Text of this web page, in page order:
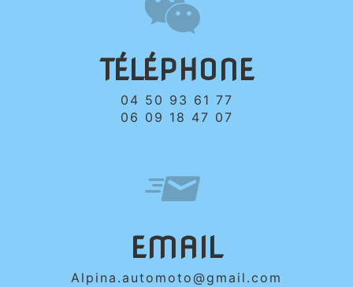
TÉLÉPHONE
04 50 93 61 77
06 09 18 47 07
EMAIL
alpina.automoto@gmail.com